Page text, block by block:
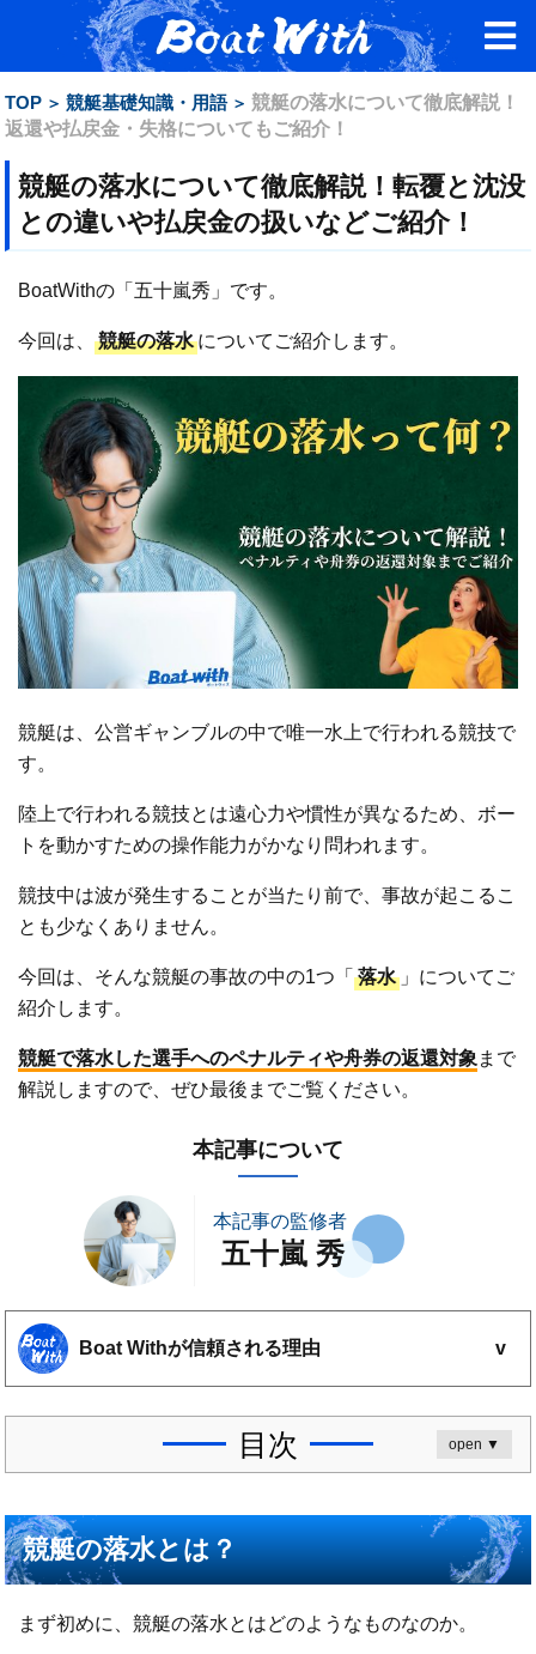
TOP 競艇基礎知識・用語
競艇の落水について徹底解説！
返還や払戻金・失格についてもご紹介！
競艇の落水について徹底解説！転覆と沈没
との違いや払戻金の扱いなどご紹介！
BoatWithの「五十嵐秀」です。
今回は、競艇の落水 についてご紹介します。
競艇は、公営ギャンブルの中で唯一水上で行われる競技で
す。
陸上で行われる競技とは遠心力や慣性が異なるため、ボー
トを動かすための操作能力がかなり問われます。
競技中は波が発生することが当たり前で、事故が起こるこ
とも少なくありません。
今回は、そんな競艇の事故の中の1つ「落水 」についてご
紹介します。
競艇で落水した選手へのペナルティや舟券の返還対象 まで
解説しますので、ぜひ最後までご覧ください。
本記事について
本記事の監修者
五十嵐 秀
Boat Withが信頼される理由
競艇歴15年以上の検証担当 が実費で検証
他サイトにはない独自の検証方法で検証
Boat Withの検証結果や推奨利用方法は運営責任者である五十
嵐 秀が監督しています。これまでの実績をもとに、数ある悪
徳サイトの知識もしっかりと把握しており、どのサイトが信
目次 open ▼
競艇の落水とは？
まず初めに、競艇の落水とはどのようなものなのか。